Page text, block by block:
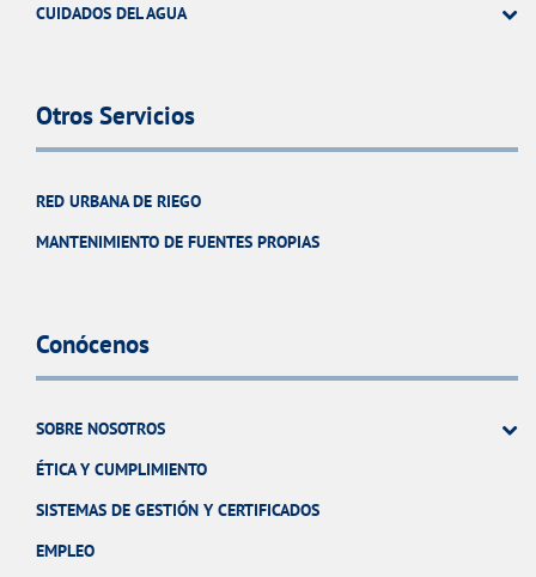
CUIDADOS DEL AGUA
Otros Servicios
RED URBANA DE RIEGO
MANTENIMIENTO DE FUENTES PROPIAS
Conócenos
SOBRE NOSOTROS
ÉTICA Y CUMPLIMIENTO
SISTEMAS DE GESTIÓN Y CERTIFICADOS
EMPLEO